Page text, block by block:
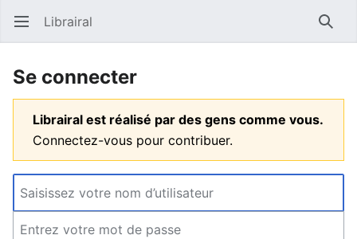
Ouvrir le menu principal Librairal
Se connecter
Librairal est réalisé par des gens comme vous.
Connectez-vous pour contribuer.